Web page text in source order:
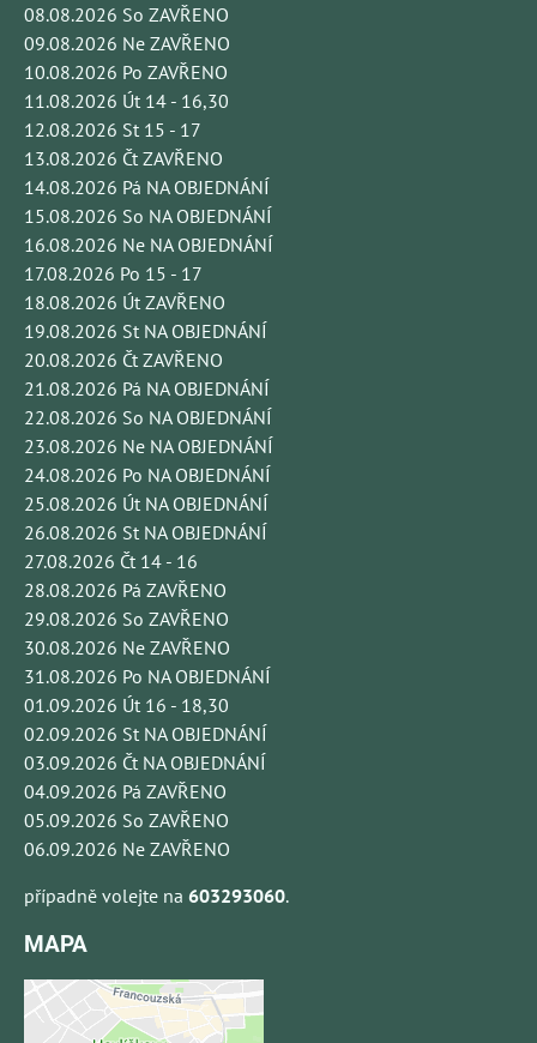
08.08.2026 So ZAVŘENO
09.08.2026 Ne ZAVŘENO
10.08.2026 Po ZAVŘENO
11.08.2026 Út 14 - 16,30
12.08.2026 St 15 - 17
13.08.2026 Čt ZAVŘENO
14.08.2026 Pá NA OBJEDNÁNÍ
15.08.2026 So NA OBJEDNÁNÍ
16.08.2026 Ne NA OBJEDNÁNÍ
17.08.2026 Po 15 - 17
18.08.2026 Út ZAVŘENO
19.08.2026 St NA OBJEDNÁNÍ
20.08.2026 Čt ZAVŘENO
21.08.2026 Pá NA OBJEDNÁNÍ
22.08.2026 So NA OBJEDNÁNÍ
23.08.2026 Ne NA OBJEDNÁNÍ
24.08.2026 Po NA OBJEDNÁNÍ
25.08.2026 Út NA OBJEDNÁNÍ
26.08.2026 St NA OBJEDNÁNÍ
27.08.2026 Čt 14 - 16
28.08.2026 Pá ZAVŘENO
29.08.2026 So ZAVŘENO
30.08.2026 Ne ZAVŘENO
31.08.2026 Po NA OBJEDNÁNÍ
01.09.2026 Út 16 - 18,30
02.09.2026 St NA OBJEDNÁNÍ
03.09.2026 Čt NA OBJEDNÁNÍ
04.09.2026 Pá ZAVŘENO
05.09.2026 So ZAVŘENO
06.09.2026 Ne ZAVŘENO
případně volejte na 603293060.
MAPA